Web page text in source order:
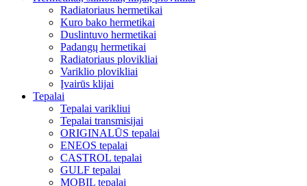
Radiatoriaus hermetikai
Kuro bako hermetikai
Duslintuvo hermetikai
Padangų hermetikai
Radiatoriaus plovikliai
Variklio plovikliai
Įvairūs klijai
Tepalai
Tepalai varikliui
Tepalai transmisijai
ORIGINALŪS tepalai
ENEOS tepalai
CASTROL tepalai
GULF tepalai
MOBIL tepalai